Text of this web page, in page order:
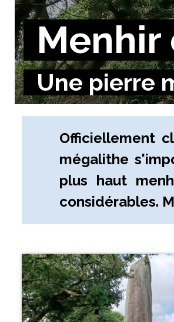
Menhir
Une pierre
Officiellement
mégalithe
plus haut
considérables.